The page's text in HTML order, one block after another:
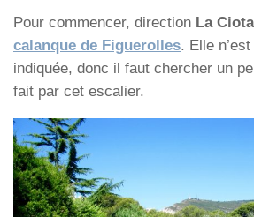
Pour commencer, direction La
calanque de Figuerolles. Elle
indiquée, donc il faut chercher un
fait par cet escalier.